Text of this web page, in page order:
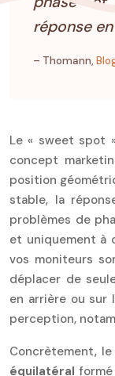
réponse
– Thomann,
Le « sweet spot
concept
position
stable, la
problèmes de
et uniquement à
vos moniteurs
déplacer de
en arrière ou sur
perception,
Concrètement,
équilatéral